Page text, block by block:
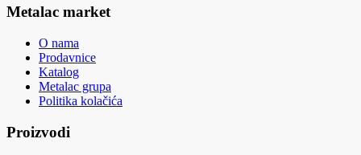
Metalac market
O nama
Prodavnice
Katalog
Metalac grupa
Politika kolačića
Proizvodi